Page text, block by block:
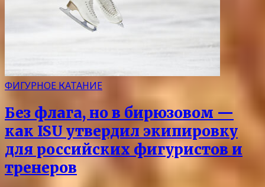
ФИГУРНОЕ КАТАНИЕ
Без флага, но в бирюзовом —
как ISU утвердил экипировку
для российских фигуристов и
тренеров